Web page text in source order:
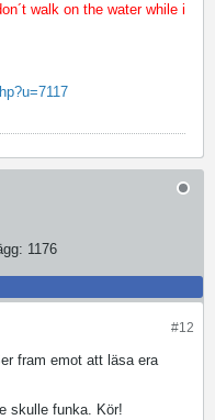
walk on the water while i
1176
#12
fram emot att läsa era
skulle funka. Kör!